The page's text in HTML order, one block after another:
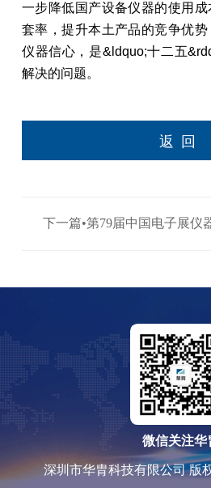
一步降低国产设备仪器的使用
套率，提升本土产品的竞争优
仪器信心，是&ldquo;十二五
解决的问题。
返回
下一篇•第79届中国电子展仪
微信关注华
深圳市华胄科技有限公司 版